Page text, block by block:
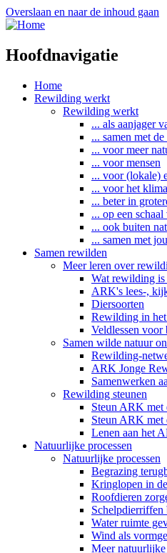
Overslaan en naar de inhoud gaan
Hoofdnavigatie
Home
Rewilding werkt
Rewilding werkt
... als aanjager
... samen met
... voor meer
... voor mensen
... voor (lokale)
... voor het
... beter in
... op een
... ook buiten
... samen met jou
Samen rewilden
Meer leren over
Wat rewilding
ARK's lees-,
Diersoorten
Rewilding in
Veldlessen voor
Samen wilde natuur
Rewilding-
ARK Jonge
Samenwerken
Rewilding steunen
Steun ARK met
Steun ARK met
Lenen aan het
Natuurlijke processen
Natuurlijke processen
Begrazing
Kringlopen in
Roofdieren
Water ruimte
Wind als
Meer natuurlijke